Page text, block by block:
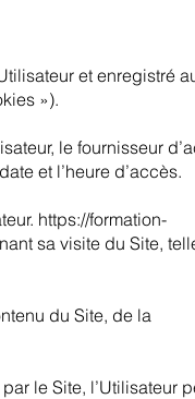
et enregistré
»).
le fournisseur
et l’heure d’accès.
https://formation-
sa visite du Site,
du Site, de la
le Site, l’Utilisateur